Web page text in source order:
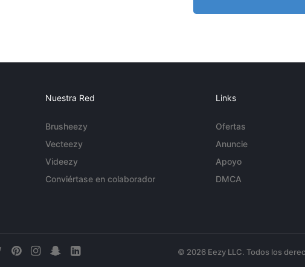
Nuestra Red
Brusheezy
Vecteezy
Videezy
Conviértase en colaborador
Links
Ofertas
Anuncie
Apoyo
DMCA
© 2026 Eezy LLC. Todos los